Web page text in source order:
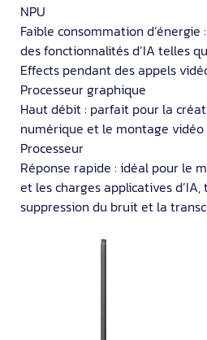
NPU
Faible consommation
des fonctionnalités d’IA telles
Effects pendant des appels
Processeur graphique
Haut débit : parfait pour la
numérique et le montage vidéo
Processeur
Réponse rapide : idéal pour le
et les charges applicatives
suppression du bruit et la